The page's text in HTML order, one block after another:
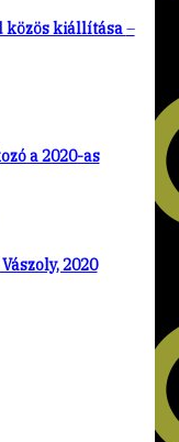
közös kiállítása–
a 2020-as
2020